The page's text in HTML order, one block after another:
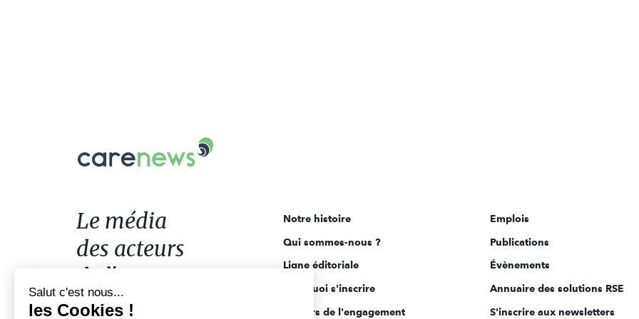
Le
acteurs
de
l'engagement
Le média
des acteurs
de l'engagement
Notre histoire
Qui sommes-nous ?
Ligne éditoriale
Pourquoi s'inscrire
Acteurs de l'engagement
Emplois
Publications
Évènements
Annuaire des solutions RSE
S'inscrire aux newsletters
les Cookies !